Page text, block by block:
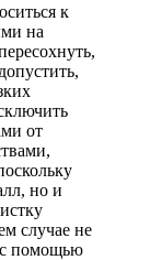
к
на
от
но и
случае не
с помощью